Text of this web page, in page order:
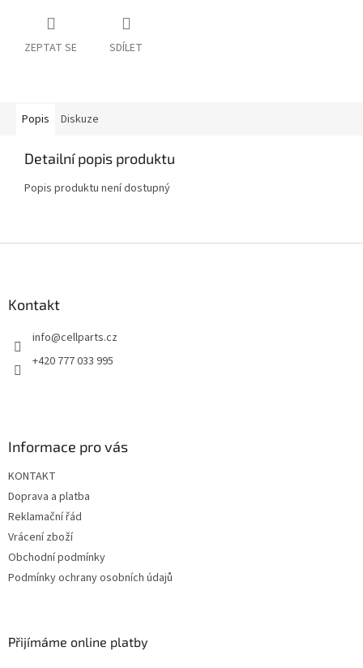
ZEPTAT SE SDÍLET
Popis Diskuze
Detailní popis produktu
Popis produktu není dostupný
Kontakt
info@cellparts.cz
+420 777 033 995
Informace pro vás
KONTAKT
Doprava a platba
Reklamační řád
Vrácení zboží
Obchodní podmínky
Podmínky ochrany osobních údajů
Přijímáme online platby